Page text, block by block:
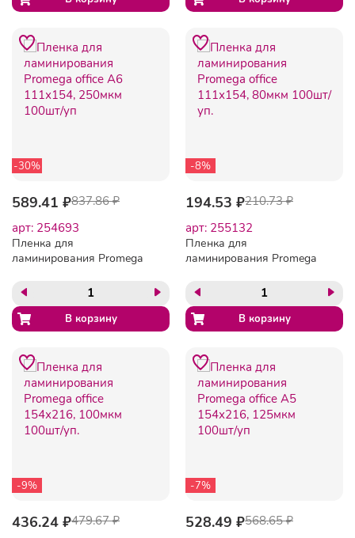
-30%
589.41 ₽837.86 ₽
арт: 254693
Пленка для
ламинирования Promega
100шт/уп
-8%
194.53 ₽210.73 ₽
арт: 255132
Пленка для
ламинирования Promega
100шт/уп.
-9%
436.24 ₽479.67 ₽
-7%
528.49 ₽568.65 ₽